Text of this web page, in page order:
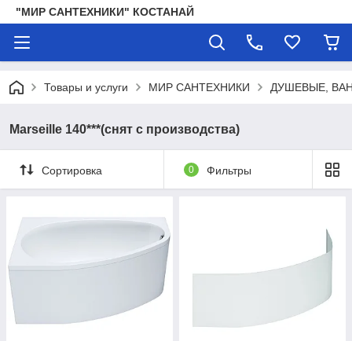
"МИР САНТЕХНИКИ" КОСТАНАЙ
Товары и услуги МИР САНТЕХНИКИ ДУШЕВЫЕ,
Marseille 140***(снят с производства)
Сортировка 0 Фильтры